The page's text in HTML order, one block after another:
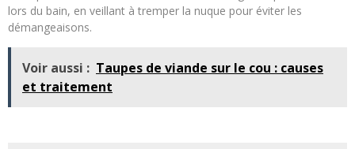
lors du bain, en veillant à tremper la nuque pour éviter les
démangeaisons.
Voir aussi : Taupes de viande sur le cou : causes
et traitement